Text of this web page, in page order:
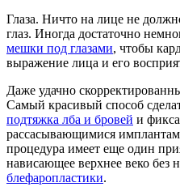
Глаза. Ничто на лице не
глаз. Иногда достаточно
мешки под глазами, чтобы
выражение лица и его
Даже удачно
Самый красивый способ
подтяжка лба и бровей и
рассасывающимися
процедура имеет еще один
нависающее верхнее веко без
блефаропластики.